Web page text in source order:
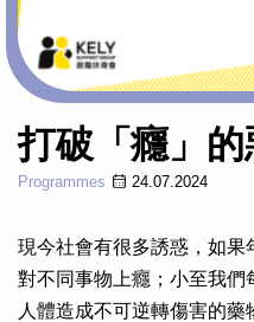
打破「癮」
Programmes 24.07.2024
現今社會有很多誘惑，如果
對不同事物上癮；小至我
人體造成不可逆轉傷害的藥